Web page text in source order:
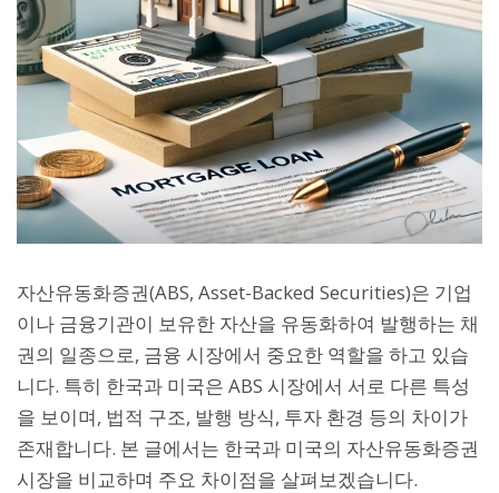
자산유동화증권(ABS, Asset-Backed Securities)은 기업
이나 금융기관이 보유한 자산을 유동화하여 발행하는 채
권의 일종으로, 금융 시장에서 중요한 역할을 하고 있습
니다. 특히 한국과 미국은 ABS 시장에서 서로 다른 특성
을 보이며, 법적 구조, 발행 방식, 투자 환경 등의 차이가
존재합니다. 본 글에서는 한국과 미국의 자산유동화증권
시장을 비교하며 주요 차이점을 살펴보겠습니다.